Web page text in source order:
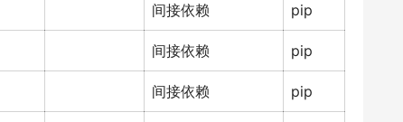
间接依赖 pip
间接依赖 pip
间接依赖 pip